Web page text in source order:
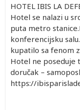
HOTEL IBIS LA
Hotel se nalazi u
puta metro
konferencijsku
kupatilo sa fenom
Hotel ne poseduje
doručak –
https://